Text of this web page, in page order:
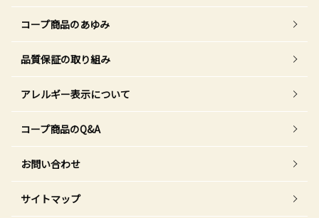
コープ商品のあゆみ
品質保証の取り組み
アレルギー表示について
コープ商品のQ&A
お問い合わせ
サイトマップ